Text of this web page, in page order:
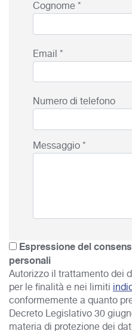
Cognome *
Email *
Numero di telefono
Messaggio *
Espressione del
personali
Autorizzo il trattamento dei
per le finalità e nei limiti
conformemente a quanto
Decreto Legislativo 30
materia di protezione dei